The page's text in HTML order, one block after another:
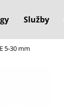
Služby
5-30 mm